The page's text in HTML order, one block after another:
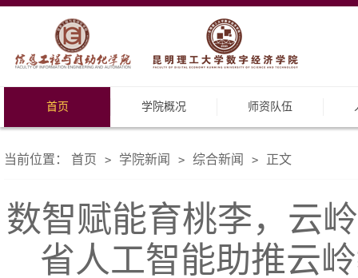
首页 学院概况 师资队伍
当前位置： 首页 > 学院新闻 > 综合新闻 > 正文
数智赋能育桃李，云
省人工智能助推云